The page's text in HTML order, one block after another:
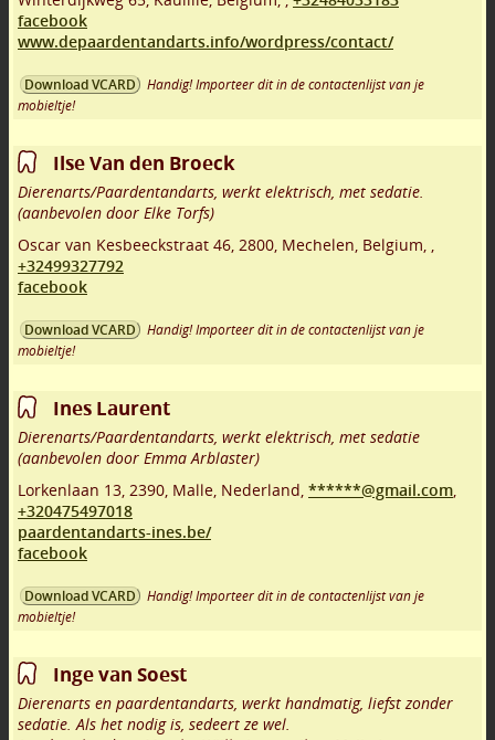
facebook
www.depaardentandarts.info/wordpress/contact/
Download VCARD
Handig! Importeer dit in de contactenlijst van je
mobieltje!
Ilse Van den Broeck
Dierenarts/Paardentandarts, werkt elektrisch, met sedatie.
(aanbevolen door Elke Torfs)
Oscar van Kesbeeckstraat 46 2800 Mechelen Belgium,
+32499327792
facebook
Download VCARD
Handig! Importeer dit in de contactenlijst van je
mobieltje!
Ines Laurent
Dierenarts/Paardentandarts, werkt elektrisch, met sedatie
(aanbevolen door Emma Arblaster)
Lorkenlaan 13 2390 Malle Nederland, ******@gmail.com
+320475497018
paardentandarts-ines.be/
facebook
Download VCARD
Handig! Importeer dit in de contactenlijst van je
mobieltje!
Inge van Soest
Dierenarts en paardentandarts, werkt handmatig, liefst zonder
sedatie. Als het nodig is, sedeert ze wel.